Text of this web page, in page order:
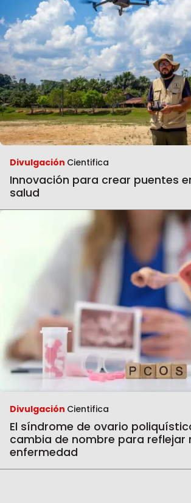
Divulgación Cientifica
Innovación para crear puentes
salud
Divulgación Cientifica
El síndrome de ovario
cambia de nombre para reflejar
enfermedad